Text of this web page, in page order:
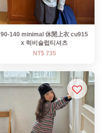
90-140 minimal 休閒上衣 cu915
x 럭비슬럽티셔츠
NT$ 735